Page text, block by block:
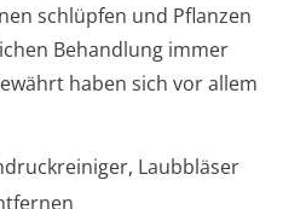
schlüpfen und Pflanzen
Behandlung immer
haben sich vor allem
Laubbläser